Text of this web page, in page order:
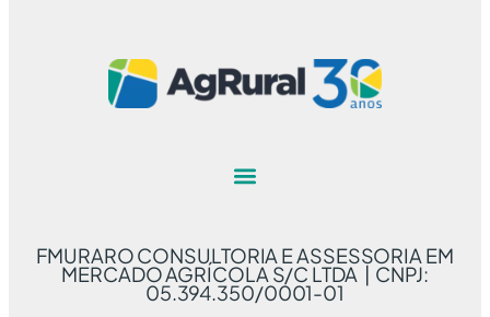
FMURARO CONSULTORIA E ASSESSORIA EM
MERCADO AGRÍCOLA S/C LTDA | CNPJ:
05.394.350/0001-01